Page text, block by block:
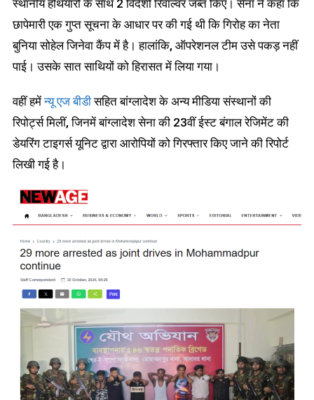
स्थानीय हथियारों के साथ 2 विदेशी रिवॉल्वर जब्त किए। सेना ने कहा कि
छापेमारी एक गुप्त सूचना के आधार पर की गई थी कि गिरोह का नेता
बुनिया सोहेल जिनेवा कैंप में है। हालांकि, ऑपरेशनल टीम उसे पकड़ नहीं
पाई। उसके सात साथियों को हिरासत में लिया गया।
वहीं हमेंन्यू एज बीडीसहित बांग्लादेश के अन्य मीडिया संस्थानों की
रिपोर्ट्स मिलीं, जिनमें बांग्लादेश सेना की 23वीं ईस्ट बंगाल रेजिमेंट की
डेयरिंग टाइगर्स यूनिट द्वारा आरोपियों को गिरफ्तार किए जाने की रिपोर्ट
लिखी गई है।